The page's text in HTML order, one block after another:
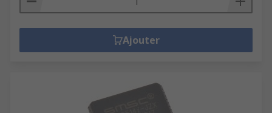
Ajouter